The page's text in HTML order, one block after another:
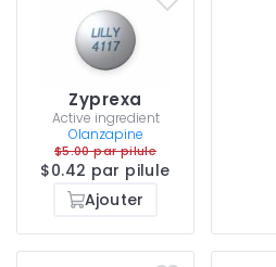
Zyprexa
Active ingredient
Olanzapine
$5.00 par pilule
$0.42 par pilule
Ajouter